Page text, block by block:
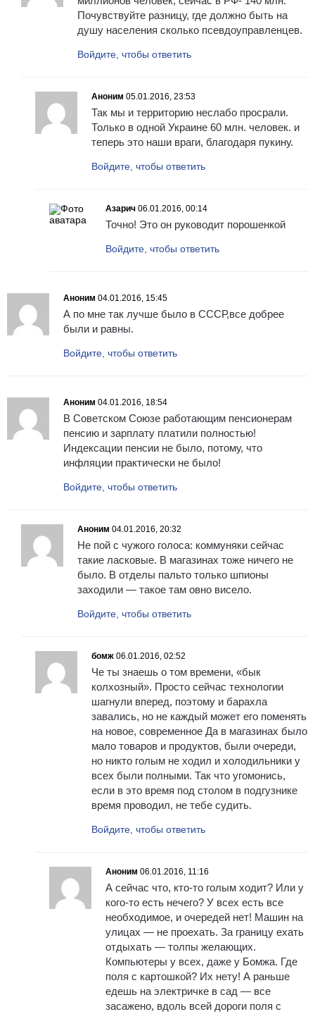
Почувствуйте разницу, где должно быть на
душу населения сколько псевдоуправленцев.
Войдите, чтобы ответить
Аноним 05.01.2016, 23:53
Так мы и территорию неслабо просрали.
Только в одной Украине 60 млн. человек. и
теперь это наши враги, благодаря пукину.
Войдите, чтобы ответить
Азарич 06.01.2016, 00:14
Точно! Это он руководит порошенкой
Войдите, чтобы ответить
Аноним 04.01.2016, 15:45
А по мне так лучше было в СССР,все добрее
были и равны.
Войдите, чтобы ответить
Аноним 04.01.2016, 18:54
В Советском Союзе работающим пенсионерам
пенсию и зарплату платили полностью!
Индексации пенсии не было, потому, что
инфляции практически не было!
Войдите, чтобы ответить
Аноним 04.01.2016, 20:32
Не пой с чужого голоса: коммуняки сейчас
такие ласковые. В магазинах тоже ничего не
было. В отделы пальто только шпионы
заходили — такое там овно висело.
Войдите, чтобы ответить
бомж 06.01.2016, 02:52
Че ты знаешь о том времени, «бык
колхозный». Просто сейчас технологии
шагнули вперед, поэтому и барахла
завались, но не каждый может его поменять
на новое, современное Да в магазинах было
мало товаров и продуктов, были очереди,
но никто голым не ходил и холодильники у
всех были полными. Так что угомонись,
если в это время под столом в подгузнике
время проводил, не тебе судить.
Войдите, чтобы ответить
Аноним 06.01.2016, 11:16
А сейчас что, кто-то голым ходит? Или у
кого-то есть нечего? У всех есть все
необходимое, и очередей нет! Машин на
улицах — не проехать. За границу ехать
отдыхать — толпы желающих.
Компьютеры у всех, даже у Бомжа. Где
поля с картошкой? Их нету! А раньше
едешь на электричке в сад — все
засажено, вдоль всей дороги поля с